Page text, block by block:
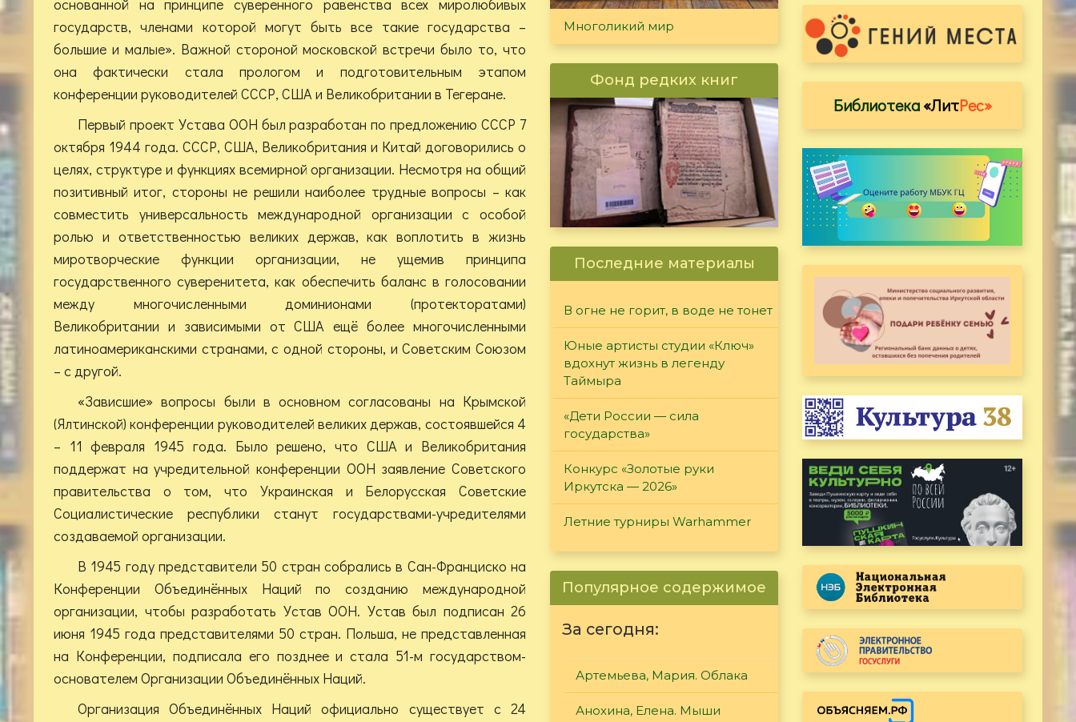
основанной на принципе суверенного равенства всех миролюбивых
государств, членами которой могут быть все такие государства –
большие и малые». Важной стороной московской встречи было то, что
она фактически стала прологом и подготовительным этапом
конференции руководителей СССР, США и Великобритании в Тегеране.
Первый проект Устава ООН был разработан по предложению СССР 7
октября 1944 года. СССР, США, Великобритания и Китай договорились о
целях, структуре и функциях всемирной организации. Несмотря на общий
позитивный итог, стороны не решили наиболее трудные вопросы – как
совместить универсальность международной организации с особой
ролью и ответственностью великих держав, как воплотить в жизнь
миротворческие функции организации, не ущемив принципа
государственного суверенитета, как обеспечить баланс в голосовании
между многочисленными доминионами (протекторатами)
Великобритании и зависимыми от США ещё более многочисленными
латиноамериканскими странами, с одной стороны, и Советским Союзом
– с другой.
«Зависшие» вопросы были в основном согласованы на Крымской
(Ялтинской) конференции руководителей великих держав, состоявшейся 4
– 11 февраля 1945 года. Было решено, что США и Великобритания
поддержат на учредительной конференции ООН заявление Советского
правительства о том, что Украинская и Белорусская Советские
Социалистические республики станут государствами-учредителями
создаваемой организации.
В 1945 году представители 50 стран собрались в Сан-Франциско на
Конференции Объединённых Наций по созданию международной
организации, чтобы разработать Устав ООН. Устав был подписан 26
июня 1945 года представителями 50 стран. Польша, не представленная
на Конференции, подписала его позднее и стала 51-м государством-
основателем Организации Объединённых Наций.
Организация Объединённых Наций официально существует с 24
Многоликий мир
Фонд редких книг
Последние материалы
В огне не горит, в воде не тонет
Юные артисты студии «Ключ»
вдохнут жизнь в легенду
Таймыра
«Дети России — сила
государства»
Конкурс «Золотые руки
Иркутска — 2026»
Летние турниры Warhammer
Популярное содержимое
За сегодня:
Артемьева, Мария. Облака
Анохина, Елена. Мыши
Библиотека«ЛитРес»